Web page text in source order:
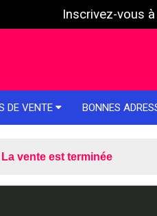
Inscrivez-vous
DE VENTE BONNES
La vente est terminée